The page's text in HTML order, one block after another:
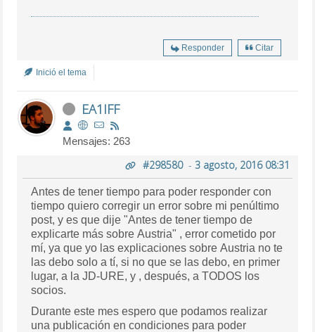
Responder Citar
Inició el tema
EA1IFF
Mensajes: 263
#298580- 3 agosto, 2016 08:31
Antes de tener tiempo para poder responder con
tiempo quiero corregir un error sobre mi penúltimo
post, y es que dije "Antes de tener tiempo de
explicarte más sobre Austria" , error cometido por
mí, ya que yo las explicaciones sobre Austria no te
las debo solo a tí, si no que se las debo, en primer
lugar, a la JD-URE, y , después, a TODOS los
socios.
Durante este mes espero que podamos realizar
una publicación en condiciones para poder